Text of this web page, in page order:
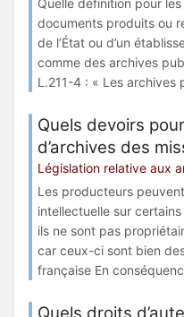
Quelle définition pour
documents produits ou
de l’État ou d’un
comme des archives
L.211-4 : « Les archives
Quels devoirs
d’archives des
Législation relative aux
Les producteurs
intellectuelle sur
ils ne sont pas
car ceux-ci sont bien
française En